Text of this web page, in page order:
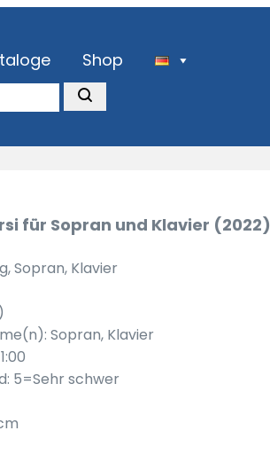
Shop
für Sopran und Klavier (2022)
Sopran, Klavier
Sopran, Klavier
5=Sehr schwer